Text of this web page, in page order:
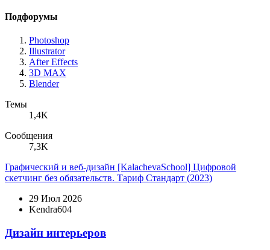
Подфорумы
Photoshop
Illustrator
After Effects
3D MAX
Blender
Темы
1,4K
Сообщения
7,3K
Графический и веб-дизайн [KalachevaSchool] Цифровой
скетчинг без обязательств. Тариф Стандарт (2023)
29 Июл 2026
Kendra604
Дизайн интерьеров